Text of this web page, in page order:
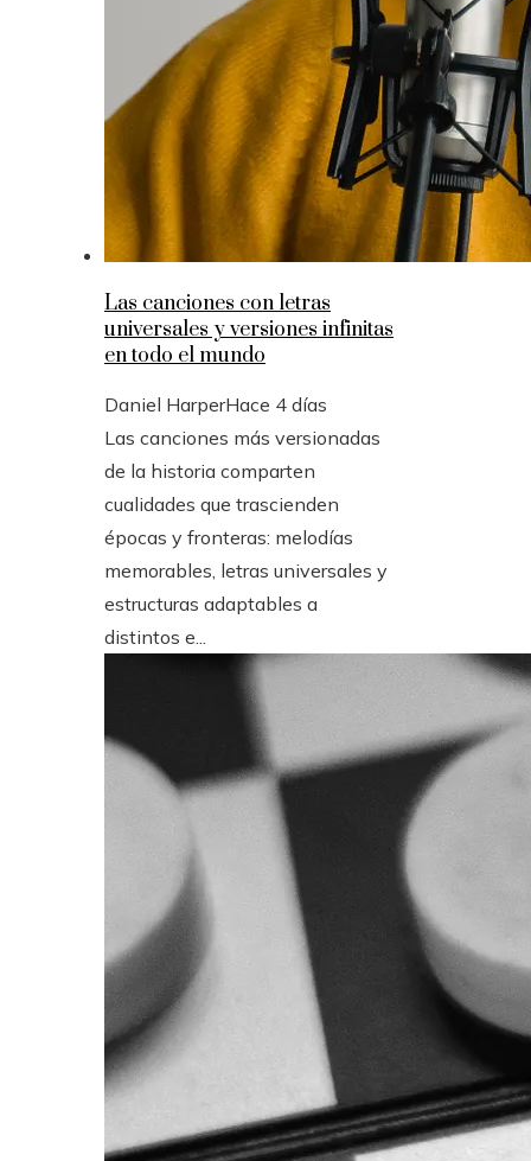
Las canciones con letras
universales y versiones infinitas
en todo el mundo
Daniel HarperHace 4 días
Las canciones más versionadas
de la historia comparten
cualidades que trascienden
épocas y fronteras: melodías
memorables, letras universales y
estructuras adaptables a
distintos e...